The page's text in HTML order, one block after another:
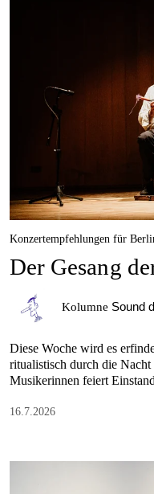
Konzertempfehlungen für
Der Gesang
Kolumne Sound
Diese Woche wird es
ritualistisch durch die
Musikerinnen feiert
16.7.2026